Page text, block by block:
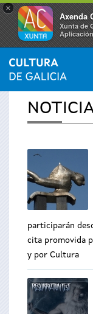
×
Axenda
Xunta de
Se
encuentra
usted
aquí
INICIO ›
participarán
cita promovida
y por Cultura